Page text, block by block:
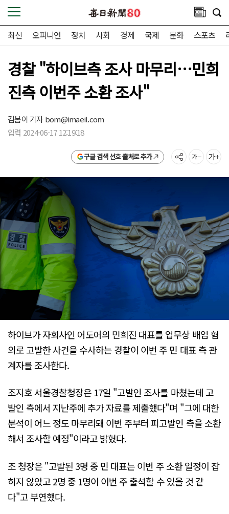
최신 오피니언 정치 사회 경제 국제 문화 스포츠
경찰 "하이브측 조사 마무리…민희
진측 이번주 소환 조사"
김봄이 기자bom@imaeil.com
입력 2024-06-17 12:19:18
구글 검색 선호 출처로 추가
하이브가 자회사인 어도어의 민희진 대표를 업무상 배임 혐
의로 고발한 사건을 수사하는 경찰이 이번 주 민 대표 측 관
계자를 조사한다.
조지호 서울경찰청장은 17일 "고발인 조사를 마쳤는데 고
발인 측에서 지난주에 추가 자료를 제출했다"며 "그에 대한
분석이 어느 정도 마무리돼 이번 주부터 피고발인 측을 소환
해서 조사할 예정"이라고 밝혔다.
조 청장은 "고발된 3명 중 민 대표는 이번 주 소환 일정이 잡
히지 않았고 2명 중 1명이 이번 주 출석할 수 있을 것 같
다"고 부연했다.